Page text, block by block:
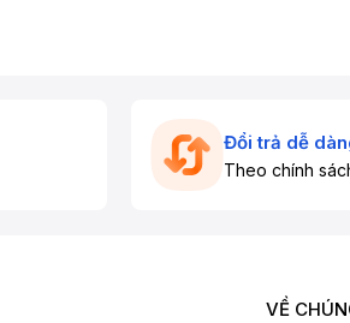
Đổi trả dễ
Theo chính
VỀ